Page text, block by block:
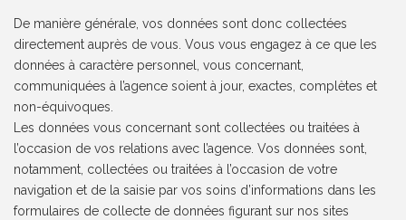
De manière générale, vos données sont donc collectées
directement auprès de vous. Vous vous engagez à ce que les
données à caractère personnel, vous concernant,
communiquées à l’agence soient à jour, exactes, complètes et
non-équivoques.
Les données vous concernant sont collectées ou traitées à
l’occasion de vos relations avec l’agence. Vos données sont,
notamment, collectées ou traitées à l’occasion de votre
navigation et de la saisie par vos soins d’informations dans les
formulaires de collecte de données figurant sur nos sites